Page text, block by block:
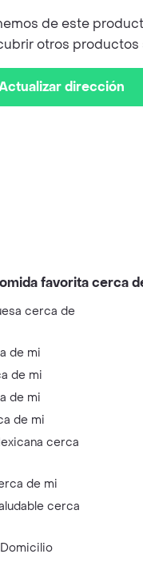
de este
otros productos
dirección
favorita cerca
cerca de
de mi
de mi
de mi
de mi
cerca
de mi
cerca